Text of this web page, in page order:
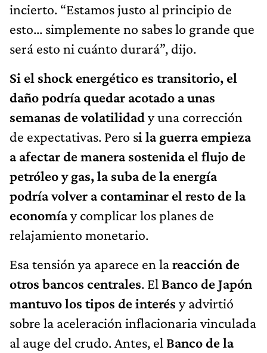
incierto. “Estamos justo al principio de
esto... simplemente no sabes lo grande que
será esto ni cuánto durará”, dijo.
Si el shock energético es transitorio, el
daño podría quedar acotado a unas
semanas de volatilidady una corrección
de expectativas. Pero si la guerra empieza
a afectar de manera sostenida el flujo de
petróleo y gas, la suba de la energía
podría volver a contaminar el resto de la
economíay complicar los planes de
relajamiento monetario.
Esa tensión ya aparece en lareacción de
otros bancos centrales. El Banco de Japón
mantuvo los tipos de interés y advirtió
sobre la aceleración inflacionaria vinculada
al auge del crudo. Antes, el Banco de la